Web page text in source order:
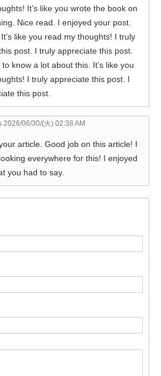
It’s like you wrote the book on
Nice read. I enjoyed your post.
like you read my thoughts! I truly
post. I truly appreciate this post.
know a lot about this. It’s like you
I truly appreciate this post. I
this post.
2026/06/30/(火) 02:38 AM
article. Good job on this article! I
everywhere for this! I enjoyed
you had to say.